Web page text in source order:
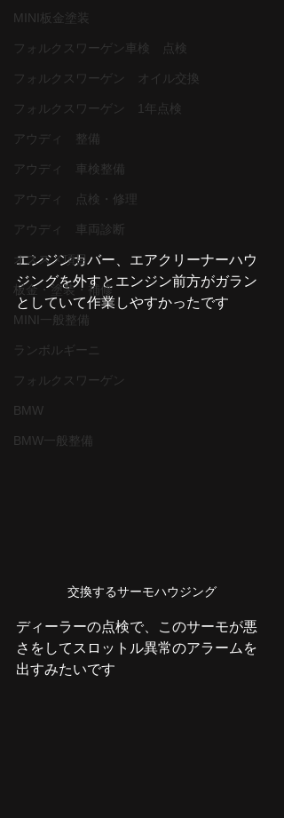
MINI板金塗装
フォルクスワーゲン車検 点検
フォルクスワーゲン オイル交換
フォルクスワーゲン 1年点検
アウディ 整備
アウディ 車検整備
アウディ 点検・修理
アウディ 車両診断
オススメ項目
板金・塗装・補修
MINI一般整備
ランボルギーニ
フォルクスワーゲン
BMW
BMW一般整備
エンジンカバー、エアクリーナーハウ
ジングを外すとエンジン前方がガラン
としていて作業しやすかったです
交換するサーモハウジング
ディーラーの点検で、このサーモが悪
さをしてスロットル異常のアラームを
出すみたいです